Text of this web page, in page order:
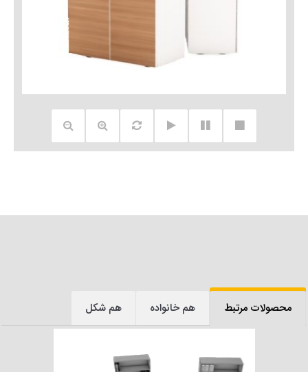
محصولات مرتبط هم خانواده هم شکل